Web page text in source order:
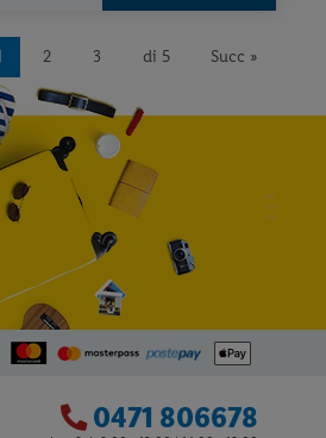
2 3 di 5 Succ »
0471 806678